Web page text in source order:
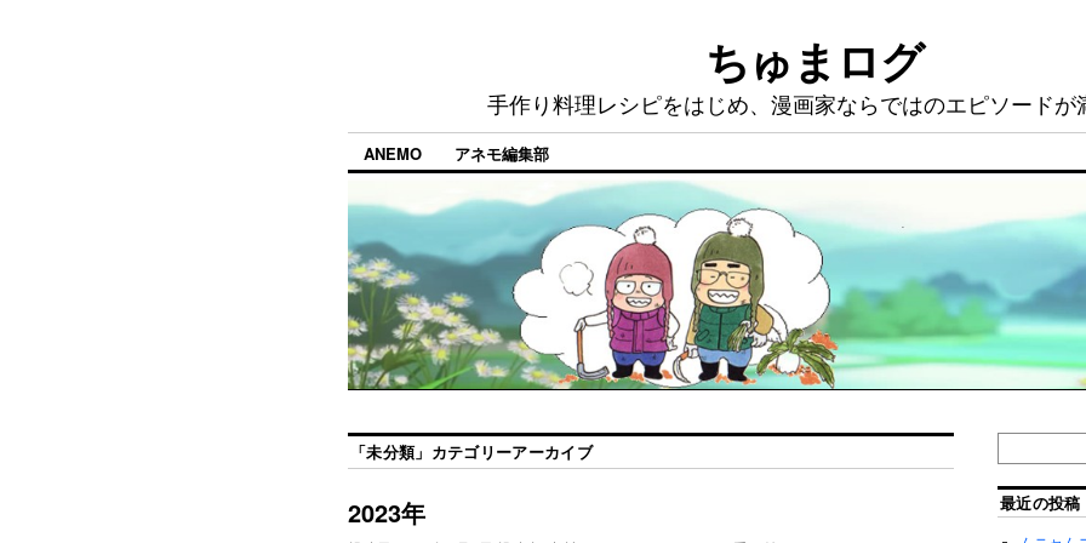
ちゅまログ
手作り料理レシピをはじめ、漫画家ならではのエピソードが
ANEMO アネモ編集部
「未分類」カテゴリーアーカイブ
2023年 最近の投稿